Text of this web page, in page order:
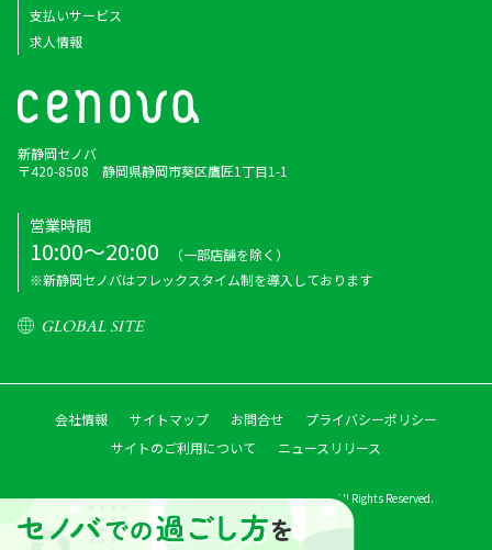
支払いサービス
求人情報
新静岡セノバ
〒420-8508 静岡県静岡市葵区鷹匠1丁目1-1
営業時間
10:00～20:00
（一部店舗を除く）
※新静岡セノバはフレックスタイム制を導入しております
GLOBAL SITE
会社情報 サイトマップ お問合せ
プライバシーポリシー
サイトのご利用について
ニュースリリース
Copyright © Shizutetsu Property Management Co.,ltd. All Rights Reserved.